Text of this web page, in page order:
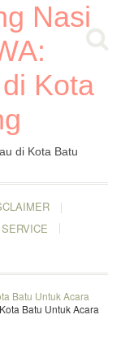
Nasi
Kota
di Kota Batu
Batu Untuk Acara
Batu Untuk Acara